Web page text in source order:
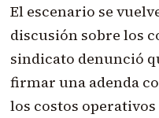
El escenario se
discusión sobre los
sindicato denunció
firmar una adenda
los costos